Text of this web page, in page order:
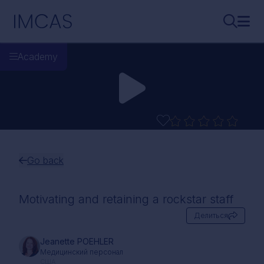
IMCAS
Academy
Go back
Motivating and retaining a rockstar staff
Делиться
Jeanette POEHLER
Медицинский персонал